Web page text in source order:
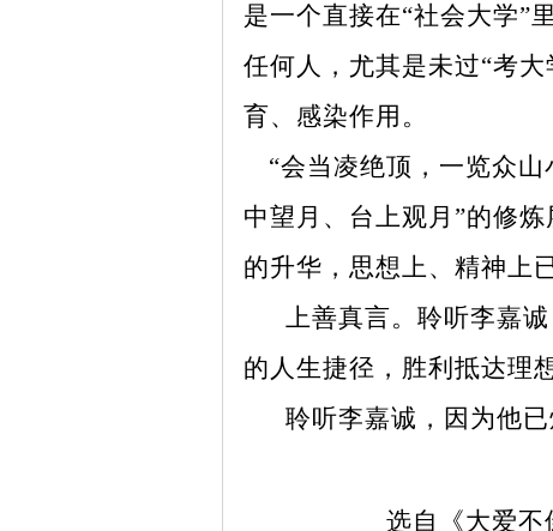
是一个直接在“社会大学”
任何人，尤其是未过“考
育、感染作用。
“会当凌绝顶，一览众山
中望月、台上观月”的修
的升华，思想上、精神上
上善真言。聆听李嘉诚
的人生捷径，胜利抵达理
聆听李嘉诚，因为他已
选自《大爱不倒